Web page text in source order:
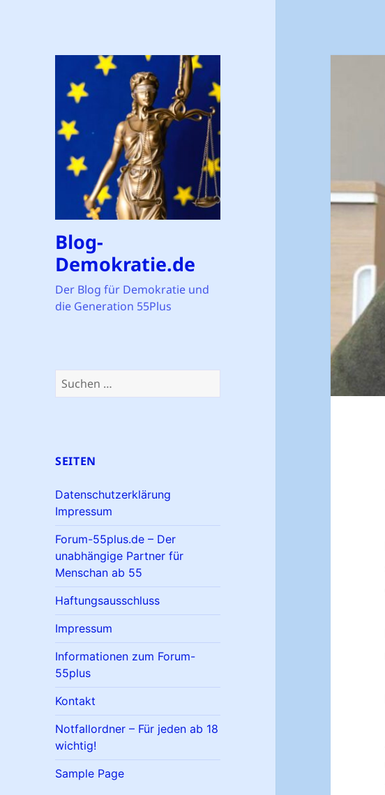
Blog-
Demokratie.de
Der Blog für Demokratie und
die Generation 55Plus
Suchen
nach:
SEITEN
Datenschutzerklärung
Impressum
Forum-55plus.de – Der
unabhängige Partner für
Menschan ab 55
Haftungsausschluss
Impressum
Informationen zum Forum-
55plus
Kontakt
Notfallordner – Für jeden ab 18
wichtig!
Sample Page